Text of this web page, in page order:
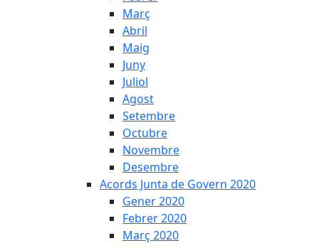
Març
Abril
Maig
Juny
Juliol
Agost
Setembre
Octubre
Novembre
Desembre
Acords Junta de Govern 2020
Gener 2020
Febrer 2020
Març 2020